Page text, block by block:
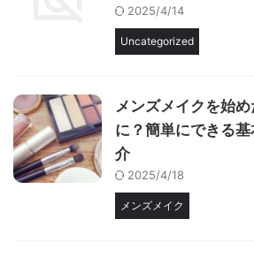
2025/4/14
Uncategorized
メンズメイクを始
に？簡単にできる
介
2025/4/18
メンズメイク